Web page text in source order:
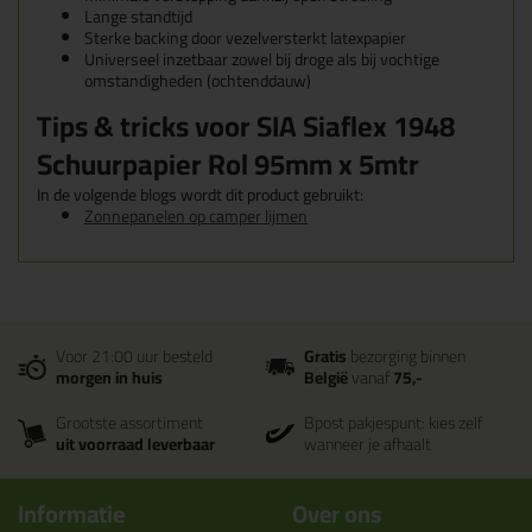
Lange standtijd
Sterke backing door vezelversterkt latexpapier
Universeel inzetbaar zowel bij droge als bij vochtige
omstandigheden (ochtenddauw)
Tips & tricks voor SIA Siaflex 1948
Schuurpapier Rol 95mm x 5mtr
In de volgende blogs wordt dit product gebruikt:
Zonnepanelen op camper lijmen
Voor 21:00 uur besteld
morgen in huis
Gratisbezorging binnen
Belgiëvanaf75,-
Grootste assortiment
uit voorraad leverbaar
Bpost pakjespunt: kies zelf
wanneer je afhaalt
Informatie Over ons